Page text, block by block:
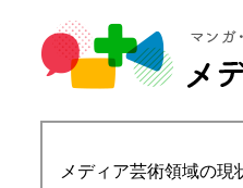
メディア芸術領域の